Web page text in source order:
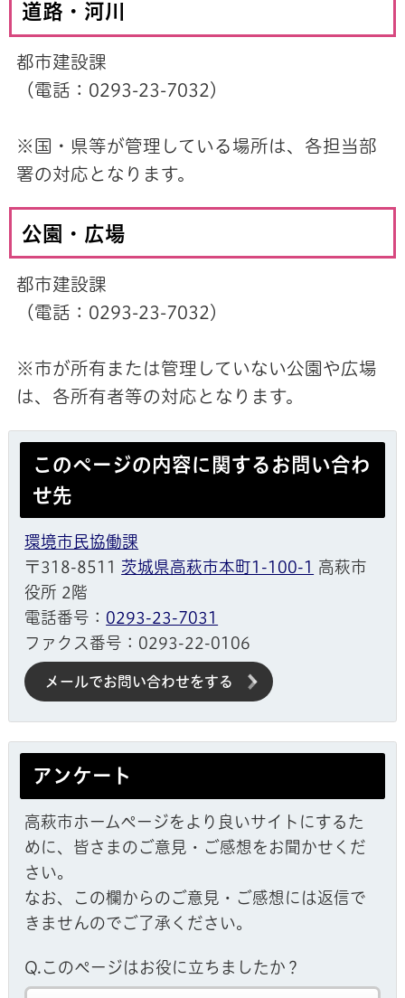
道路・河川
都市建設課
（電話：0293-23-7032）
※国・県等が管理している場所は、各担当部
署の対応となります。
公園・広場
都市建設課
（電話：0293-23-7032）
※市が所有または管理していない公園や広場
は、各所有者等の対応となります。
このページの内容に関するお問い合わ
せ先
環境市民協働課
〒318-8511 茨城県高萩市本町1-100-1 高萩市
役所 2階
電話番号： 0293-23-7031
ファクス番号：0293-22-0106
メールでお問い合わせをする
アンケート
高萩市ホームページをより良いサイトにするた
めに、皆さまのご意見・ご感想をお聞かせくだ
さい。
なお、この欄からのご意見・ご感想には返信で
きませんのでご了承ください。
Q.このページはお役に立ちましたか？